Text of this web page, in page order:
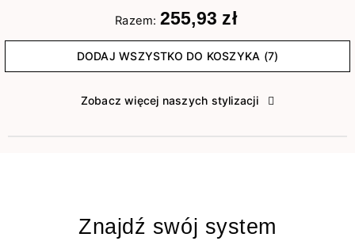
Razem: 255,93 zł
DODAJ WSZYSTKO DO KOSZYKA (7)
Zobacz więcej naszych stylizacji
Znajdź swój system